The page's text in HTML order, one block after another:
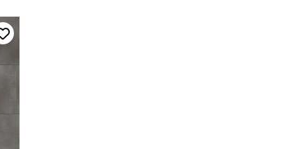
Añadir a mis favoritos